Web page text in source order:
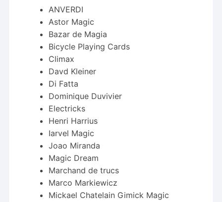
ANVERDI
Astor Magic
Bazar de Magia
Bicycle Playing Cards
Climax
Davd Kleiner
Di Fatta
Dominique Duvivier
Electricks
Henri Harrius
Iarvel Magic
Joao Miranda
Magic Dream
Marchand de trucs
Marco Markiewicz
Mickael Chatelain Gimick Magic